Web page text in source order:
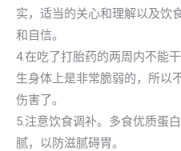
实，适当的关心和理解以及饮
和自信。
4.在吃了打胎药的两周内不能
生身体上是非常脆弱的，所以
伤害了。
5.注意饮食调补。多食优质蛋
腻，以防滋腻碍胃。